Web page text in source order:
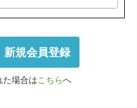
新規会員登録
た場合はこちらへ